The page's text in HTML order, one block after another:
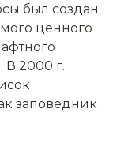
был создан
ценного
В 2000 г.
заповедник